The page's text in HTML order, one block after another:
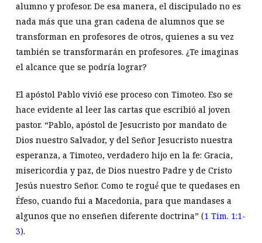
alumno y profesor. De esa manera, el discipulado no es
nada más que una gran cadena de alumnos que se
transforman en profesores de otros, quienes a su vez
también se transformarán en profesores. ¿Te imaginas
el alcance que se podría lograr?
El apóstol Pablo vivió ese proceso con Timoteo. Eso se
hace evidente al leer las cartas que escribió al joven
pastor. “Pablo, apóstol de Jesucristo por mandato de
Dios nuestro Salvador, y del Señor Jesucristo nuestra
esperanza, a Timoteo, verdadero hijo en la fe: Gracia,
misericordia y paz, de Dios nuestro Padre y de Cristo
Jesús nuestro Señor. Como te rogué́ que te quedases en
Éfeso, cuando fui a Macedonia, para que mandases a
algunos que no enseñen diferente doctrina” (1 Tim. 1:1-
3).